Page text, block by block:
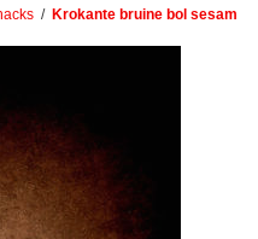
/ Krokante bruine bol sesam